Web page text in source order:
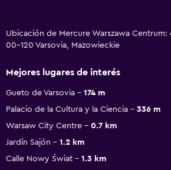
Ubicación de Mercure Warszawa Centrum:
00-120 Varsovia, Mazowieckie
Mejores lugares de interés
Gueto de Varsovia
174 m
Palacio de la Cultura y la Ciencia
336 m
Warsaw City Centre
0.7 km
Jardín Sajón
1.2 km
Calle Nowy Świat
1.3 km